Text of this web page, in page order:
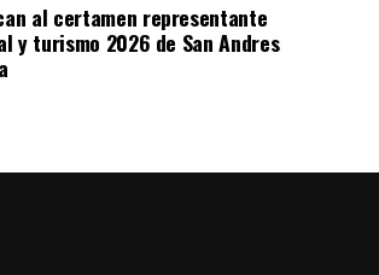
al certamen representante
y turismo 2026 de San Andres